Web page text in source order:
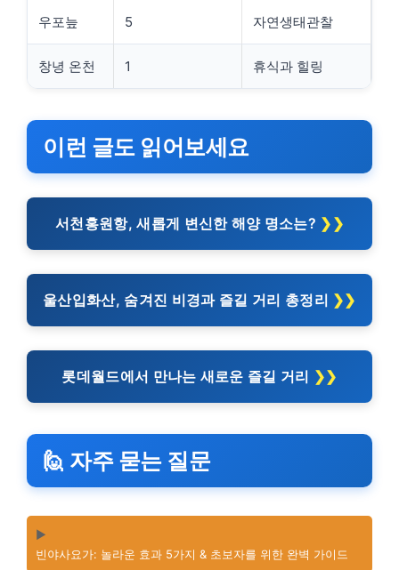
우포늪 5 자연생태관찰
창녕 온천 1 휴식과 힐링
이런 글도 읽어보세요
서천홍원항, 새롭게 변신한 해양 명소는?
울산입화산, 숨겨진 비경과 즐길 거리 총정리
롯데월드에서 만나는 새로운 즐길 거리
🙋 자주 묻는 질문
▶️
빈야사요가: 놀라운 효과 5가지 & 초보자를 위한 완벽 가이드